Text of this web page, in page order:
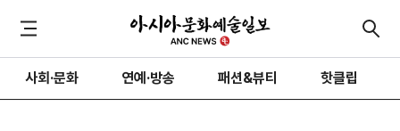
사회·문화 연예·방송 패션&뷰티 핫클립